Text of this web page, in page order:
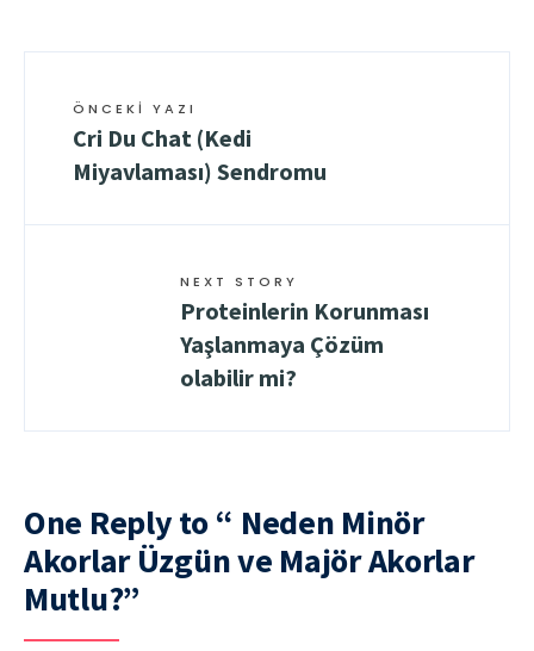
ÖNCEKI YAZI
Cri Du Chat (Kedi
Miyavlaması) Sendromu
NEXT STORY
Proteinlerin Korunması
Yaşlanmaya Çözüm
olabilir mi?
One Reply to “ Neden Minör
Akorlar Üzgün ve Majör Akorlar
Mutlu?”